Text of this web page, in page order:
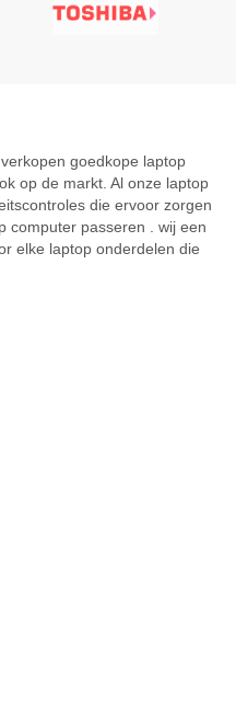
goedkope laptop
op de markt. Al onze laptop
die ervoor zorgen
computer passeren . wij een
elke laptop onderdelen die